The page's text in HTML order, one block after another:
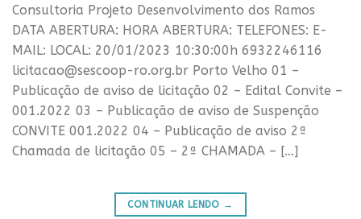
Consultoria Projeto Desenvolvimento dos Ramos
DATA ABERTURA: HORA ABERTURA: TELEFONES: E-
MAIL: LOCAL: 20/01/2023 10:30:00h 6932246116
licitacao@sescoop-ro.org.br Porto Velho 01 –
Publicação de aviso de licitação 02 – Edital Convite –
001.2022 03 – Publicação de aviso de Suspenção
CONVITE 001.2022 04 – Publicação de aviso 2ª
Chamada de licitação 05 – 2ª CHAMADA – […]
CONTINUAR LENDO →